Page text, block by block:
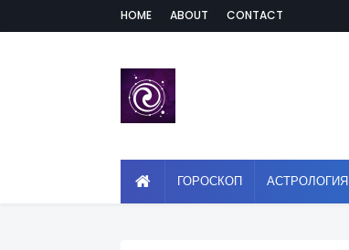
HOME ABOUT CONTACT
ГОРОСКОП АСТРОЛОГИЯ